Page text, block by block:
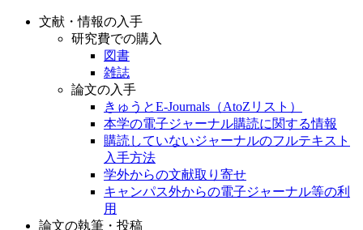
文献・情報の入手
研究費での購入
図書
雑誌
論文の入手
きゅうとE-Journals（AtoZリスト）
本学の電子ジャーナル購読に関する情報
購読していないジャーナルのフルテキスト
入手方法
学外からの文献取り寄せ
キャンパス外からの電子ジャーナル等の利
用
論文の執筆・投稿